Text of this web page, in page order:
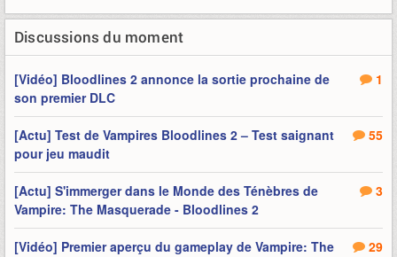
Discussions du moment
1
[Vidéo] Bloodlines 2 annonce la sortie prochaine de
son premier DLC
55
[Actu] Test de Vampires Bloodlines 2 – Test saignant
pour jeu maudit
3
[Actu] S'immerger dans le Monde des Ténèbres de
Vampire: The Masquerade - Bloodlines 2
29
[Vidéo] Premier aperçu du gameplay de Vampire: The